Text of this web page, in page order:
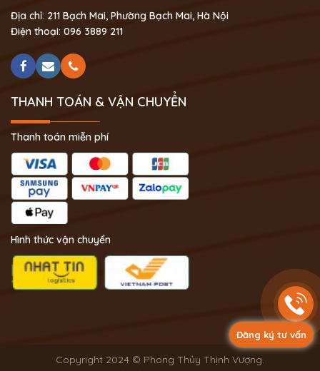
Đăng ký tư vấn
Địa chỉ: 211 Bạch Mai, Phường Bạch Mai, Hà Nội
Điện thoại: 096 3889 211
THANH TOÁN & VẬN CHUYỂN
Thanh toán miễn phí
Hình thức vận chuyển
Copyright 2024 © Phong Thủy Thịnh Vượng.